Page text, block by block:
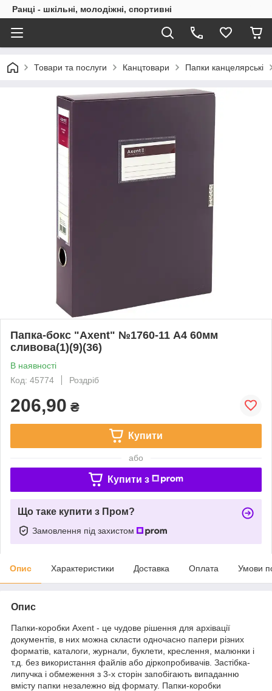
Ранці - шкільні, молодіжні, спортивні
Товари та послуги Канцтовари Папки канцелярські
Папка-бокс "Axent" №1760-11 А4 60мм
сливова(1)(9)(36)
В наявності
Код: 45774
Роздріб
206,90 ₴
Купити
або
Купити з
Що таке купити з Пром?
Замовлення під захистом
Опис Характеристики Доставка Оплата Умови
Опис
Папки-коробки Axent - це чудове рішення для архівації
документів, в них можна скласти одночасно папери різних
форматів, каталоги, журнали, буклети, креслення, малюнки і
т.д. без використання файлів або діркопробивачів. Застібка-
липучка і обмеження з 3-х сторін запобігають випаданню
вмісту папки незалежно від формату. Папки-коробки